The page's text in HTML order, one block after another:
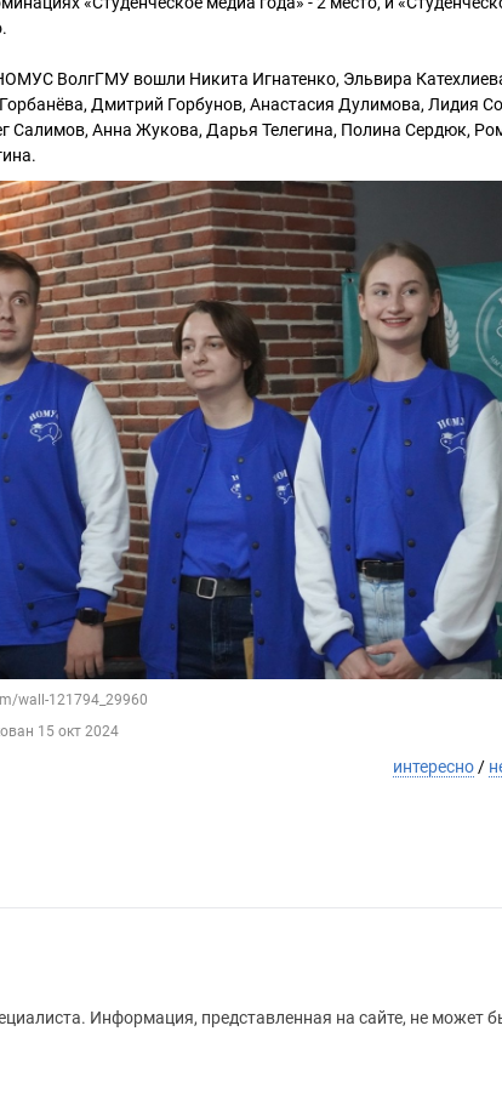
ВолгГМУ вошли Никита Игнатенко, Эльвира
Дмитрий Горбунов, Анастасия Дулимова, Лидия
Салимов, Анна Жукова, Дарья Телегина, Полина Сердюк,
wall-121794_29960
15 окт 2024
интересно /
Информация, представленная на сайте, не может